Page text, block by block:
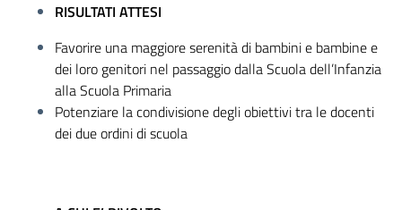
RISULTATI ATTESI
Favorire una maggiore serenità di bambini e bambine e
dei loro genitori nel passaggio dalla Scuola dell’Infanzia
alla Scuola Primaria
Potenziare la condivisione degli obiettivi tra le docenti
dei due ordini di scuola